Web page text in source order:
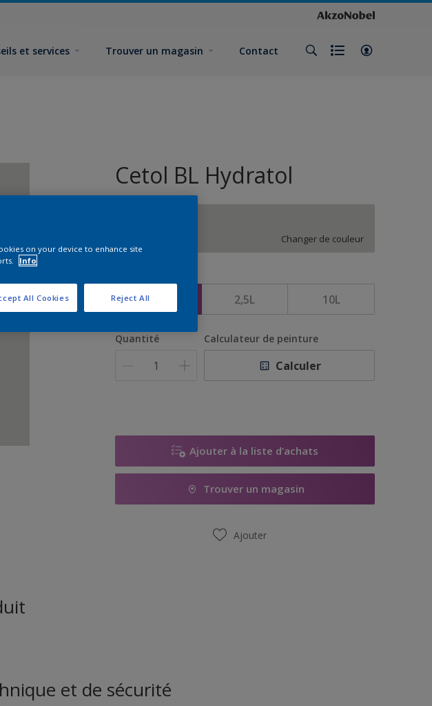
et services Trouver un magasin Contact
Cetol BL Hydratol
Changer de couleur
2,5L 10L
Quantité Calculateur de peinture
Calculer
Ajouter à la liste d’achats
Trouver un magasin
Ajouter
et de sécurité
on your device to enhance site
Info
Reject All
All Cookies